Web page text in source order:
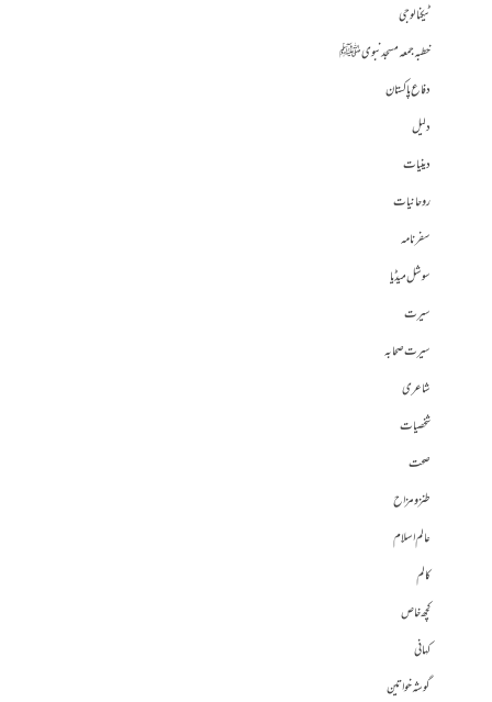
ٹیکنالوجی
خطبہ جمعہ مسجد نبوی ﷺ
دفاع پاکستان
دلیل
دینیات
روحانیات
سفرنامہ
سوشل میڈیا
سیرت
سیرت صحابہ
شاعری
شخصیات
صحت
طنز و مزاح
عالم اسلام
کالم
کچھ خاص
کہانی
گوشہ خواتین